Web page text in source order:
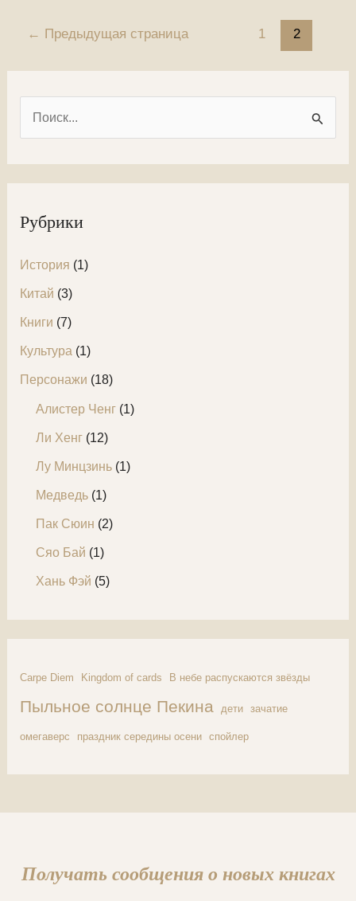
был
был
Шанхаем
Постраничная
записи
← Предыдущая страница 1 2
с
Рубрики
История (1)
Китай (3)
Книги (7)
Культура (1)
Персонажи (18)
Алистер Ченг(1)
Ли Хенг(12)
Лу Минцзинь(1)
Медведь(1)
Пак Сюин (2)
Сяо Бай (1)
Хань Фэй (5)
Carpe Diem Kingdom of cards В небе распускаются звёзды
Пыльное солнце Пекина дети зачатие
омегаверс праздник середины осени спойлер
Получать сообщения о новых книгах